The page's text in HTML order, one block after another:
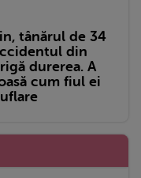
tânărul de 34
din
durerea. A
cum fiul ei